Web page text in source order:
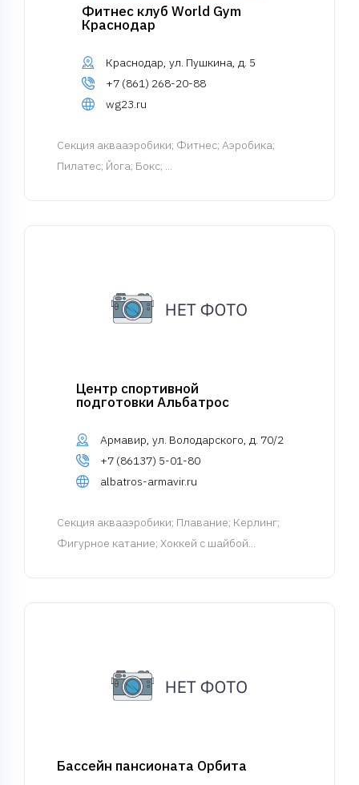
Фитнес клуб World Gym
Краснодар
Краснодар, ул. Пушкина, д. 5
+7 (861) 268-20-88
wg23.ru
Cекция аквааэробики; Фитнес; Аэробика;
Пилатес; Йога; Бокс; ...
Центр спортивной
подготовки Альбатрос
Армавир, ул. Володарского, д. 70/2
+7 (86137) 5-01-80
albatros-armavir.ru
Cекция аквааэробики; Плавание; Керлинг;
Фигурное катание; Хоккей с шайбой...
Бассейн пансионата Орбита